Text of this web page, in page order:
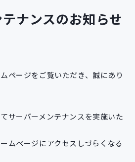
ナンスのお知らせ
ページをご覧いただき、誠にあり
サーバーメンテナンスを実施いた
ムページにアクセスしづらくなる